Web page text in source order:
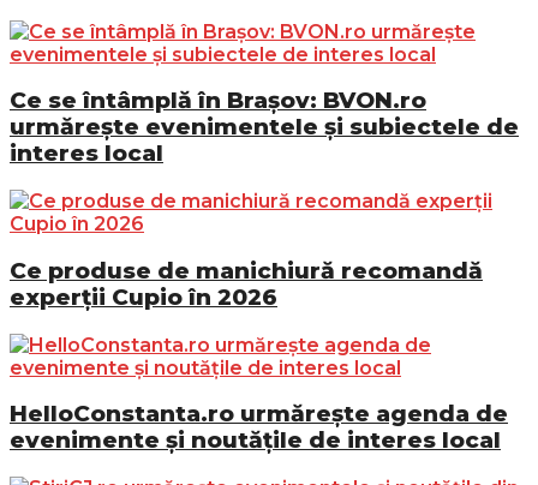
Ce se întâmplă în Brașov: BVON.ro
urmărește evenimentele și subiectele de
interes local
Ce produse de manichiură recomandă
experții Cupio în 2026
HelloConstanta.ro urmărește agenda de
evenimente și noutățile de interes local